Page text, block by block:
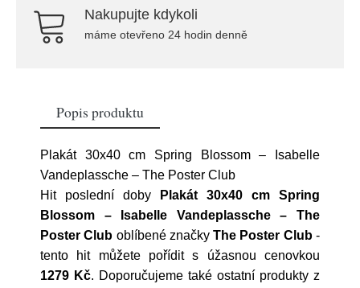
Nakupujte kdykoli
máme otevřeno 24 hodin denně
Popis produktu
Plakát 30x40 cm Spring Blossom – Isabelle
Vandeplassche – The Poster Club
Hit poslední doby
Plakát 30x40 cm Spring
Blossom – Isabelle Vandeplassche – The
Poster Club oblíbené značkyThe Poster Club-
tento hit můžete pořídit s úžasnou cenovkou
1279 Kč. Doporučujeme také ostatní produkty z